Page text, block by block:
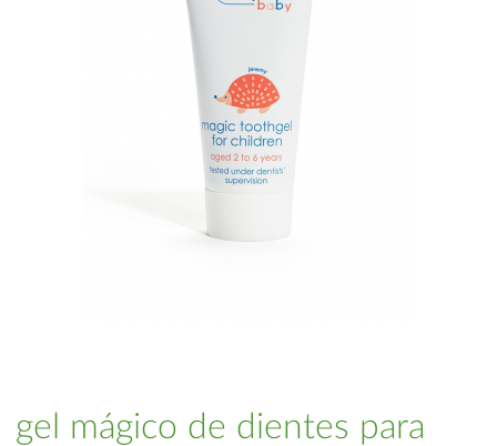
gel mágico de dientes para